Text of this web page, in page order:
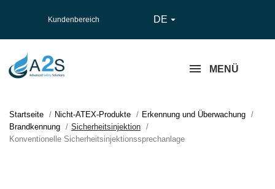
Kundenbereich DE 
MENÜ
Startseite Nicht-ATEX-Produkte
Erkennung und Überwachung
Brandkennung
Sicherheitsinjektion
Konventionelle Sicherheitsinjektionssprechanlage